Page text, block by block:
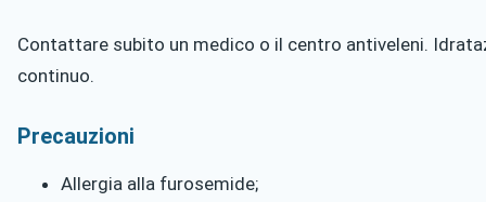
Contattare subito un medico o il centro antiveleni.
continuo.
Precauzioni
Allergia alla furosemide;